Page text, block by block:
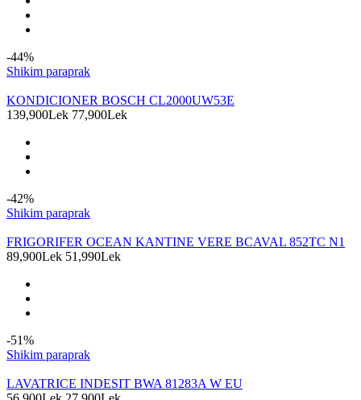
-44%
Shikim paraprak
KONDICIONER BOSCH CL2000UW53E
139,900Lek 77,900Lek
-42%
Shikim paraprak
FRIGORIFER OCEAN KANTINE VERE BCAVAL 852TC N1
89,900Lek 51,990Lek
-51%
Shikim paraprak
LAVATRICE INDESIT BWA 81283A W EU